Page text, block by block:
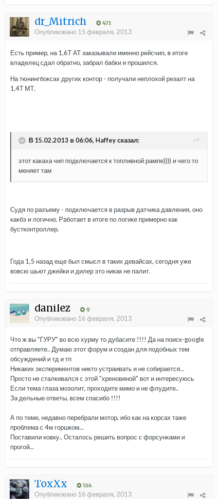
dr_Mitrich 471
Опубликовано 15 февраля, 2013
Есть пример, на 1,6Т АТ заказывали именно рейсчип, в итоге
владелец сдал обратно, забрал бабки и прошился.
На тюнингбоксах других контор - получали неплохой резалт на
1,4Т МТ.
В 15.02.2013 в 06:06, Haffey сказал:
этот какаха чип подключается к топливной рампе)))) и чего то
меняет там
Судя по разъему - подключается в разрыв датчика давления, оно
какбэ и логично. Работает в итоге по логике примерно как
бустконтроллер.
Года 1,5 назад еще был смысл в таких девайсах, сегодня уже
вовсю шьют джейки и дилер это никак не палит.
danilez 9
Опубликовано 16 февраля, 2013
Что ж вы "ГУРУ" во всю хурму то дубасите !!!! Да на поиск-google
отправляете.. Думаю этот форум и создан для подобных тем
обсуждений и тд и тп
Никаких экспериментов никто устраивать и не собирается...
Просто не сталкивался с этой "хреновиной" вот и интересуюсь
Если тема глаза мозолит, проходите мимо и не флудите..
За дельные ответы, всем спасибо !!!!
А по теме, недавно перебрали мотор, ибо как на корсах таже
проблема с 4м горшком...
Поставили ковку.. Осталось решить вопрос с форсунками и
прогой...
ToxXx 516
Опубликовано 16 февраля, 2013